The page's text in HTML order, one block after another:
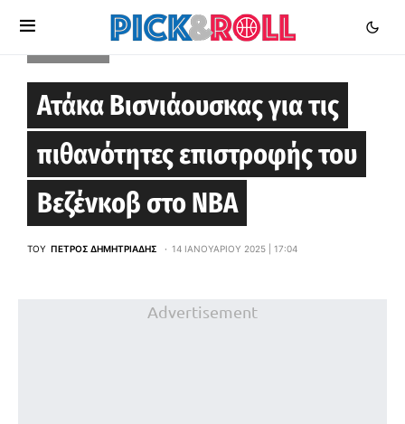
Ατάκα Βισνιάουσκας για τις
πιθανότητες επιστροφής του
Βεζένκοβ στο ΝΒΑ
ΤΟΥ ΠΈΤΡΟΣ ΔΗΜΗΤΡΙΆΔΗΣ 14 ΙΑΝΟΥΑΡΊΟΥ 2025 | 17:04
Advertisement